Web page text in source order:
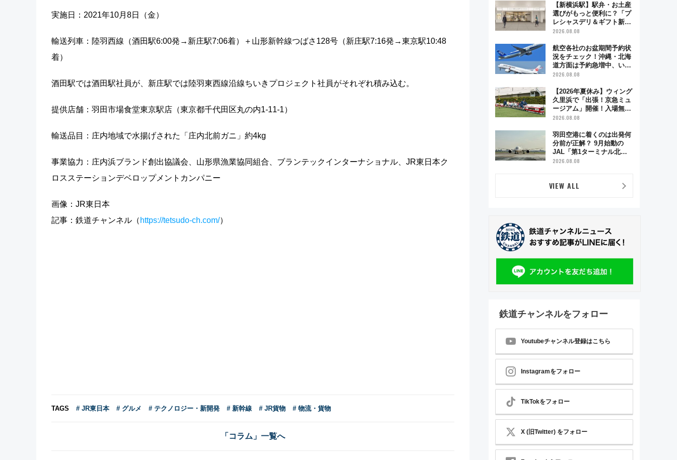
実施日：2021年10月8日（金）
輸送列車：陸羽西線（酒田駅6:00発→新庄駅7:06着）＋山形新幹線つばさ128号（新庄駅7:16発→東京駅10:48
着）
酒田駅では酒田駅社員が、新庄駅では陸羽東西線沿線ちいきプロジェクト社員がそれぞれ積み込む。
提供店舗：羽田市場食堂東京駅店（東京都千代田区丸の内1-11-1）
輸送品目：庄内地域で水揚げされた「庄内北前ガニ」約4kg
事業協力：庄内浜ブランド創出協議会、山形県漁業協同組合、ブランテックインターナショナル、JR東日本ク
ロスステーションデベロップメントカンパニー
画像：JR東日本
記事：鉄道チャンネル（ https://tetsudo-ch.com/）
TAGS # JR東日本 # グルメ # テクノロジー・新開発 # 新幹線 # JR貨物 # 物流・貨物
「コラム」一覧へ
の特別コラボ
【新横浜駅】駅弁・お土産
選びがもっと便利に？「プ
レシャスデリ＆ギフト新横
浜」がオープン 場所や営
2026.08.08
航空各社のお盆期間予約状
況をチェック！沖縄・北海
道方面は予約急増中、いま
から狙うべき日は？
2026.08.08
【2026年夏休み】ウィング
久里浜で「出張！京急ミュ
ージアム」開催！入場無料
でスタンプラリーや子ども
2026.08.08
羽田空港に着くのは出発何
分前が正解？ 9月始動の
JAL「第1ターミナル北側
サテライト」は徒歩1キロ
2026.08.08
VIEW ALL
鉄道チャンネルをフォロー
Youtubeチャンネル登録はこちら
Instagramをフォロー
TikTokをフォロー
X (旧Twitter) をフォロー